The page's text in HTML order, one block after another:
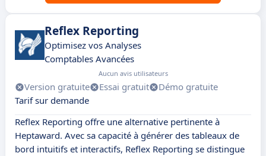
Reflex Reporting
Optimisez vos Analyses
Comptables Avancées
Aucun avis utilisateurs
Version gratuite Essai gratuit
Démo gratuite
Tarif sur demande
Reflex Reporting offre une alternative pertinente à
Heptaward. Avec sa capacité à générer des tableaux de
bord intuitifs et interactifs, Reflex Reporting se distingue